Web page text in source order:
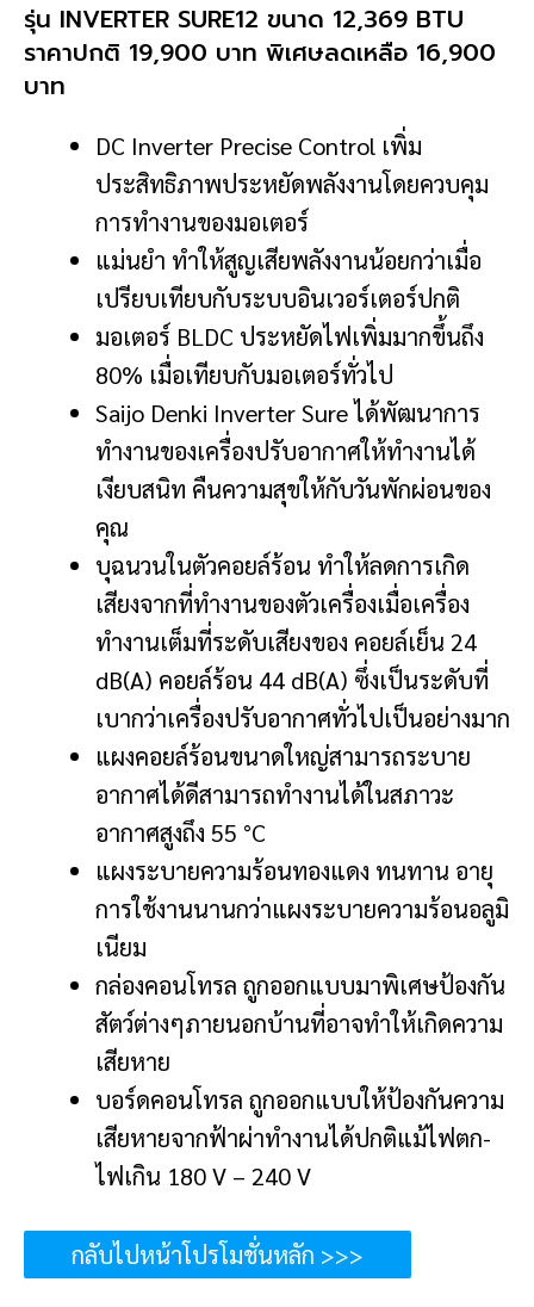
รุ่น INVERTER SURE12 ขนาด 12,369 BTU
ราคาปกติ 19,900 บาท พิเศษลดเหลือ 16,900
บาท
DC Inverter Precise Control เพิ่ม
ประสิทธิภาพประหยัดพลังงานโดยควบคุม
การทำงานของมอเตอร์
แม่นยำ ทำให้สูญเสียพลังงานน้อยกว่าเมื่อ
เปรียบเทียบกับระบบอินเวอร์เตอร์ปกติ
มอเตอร์ BLDC ประหยัดไฟเพิ่มมากขึ้นถึง
80% เมื่อเทียบกับมอเตอร์ทั่วไป
Saijo Denki Inverter Sure ได้พัฒนาการ
ทำงานของเครื่องปรับอากาศให้ทำงานได้
เงียบสนิท คืนความสุขให้กับวันพักผ่อนของ
คุณ
บุฉนวนในตัวคอยล์ร้อน ทำให้ลดการเกิด
เสียงจากที่ทำงานของตัวเครื่องเมื่อเครื่อง
ทำงานเต็มที่ระดับเสียงของ คอยล์เย็น 24
dB(A) คอยล์ร้อน 44 dB(A) ซึ่งเป็นระดับที่
เบากว่าเครื่องปรับอากาศทั่วไปเป็นอย่างมาก
แผงคอยล์ร้อนขนาดใหญ่สามารถระบาย
อากาศได้ดีสามารถทำงานได้ในสภาวะ
อากาศสูงถึง 55 °C
แผงระบายความร้อนทองแดง ทนทาน อายุ
การใช้งานนานกว่าแผงระบายความร้อนอลูมิ
เนียม
กล่องคอนโทรล ถูกออกแบบมาพิเศษป้องกัน
สัตว์ต่างๆภายนอกบ้านที่อาจทำให้เกิดความ
เสียหาย
บอร์ดคอนโทรล ถูกออกแบบให้ป้องกันความ
เสียหายจากฟ้าผ่าทำงานได้ปกติแม้ไฟตก-
ไฟเกิน 180 V – 240 V
กลับไปหน้าโปรโมชั่นหลัก >>>